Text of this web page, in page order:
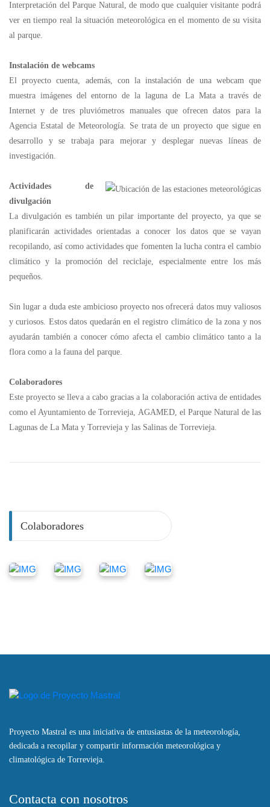
Interpretación del Parque Natural, de modo que cualquier visitante podrá
ver en tiempo real la situación meteorológica en el momento de su visita
al parque.
Instalación de webcams
El proyecto cuenta, además, con la instalación de una webcam que
muestra imágenes del entorno de la laguna de La Mata a través de
Internet y de tres pluviómetros manuales que ofrecen datos para la
Agencia Estatal de Meteorología. Se trata de un proyecto que sigue en
desarrollo y se trabaja para mejorar y desplegar nuevas líneas de
investigación.
Actividades de
divulgación
La divulgación es también un pilar importante del proyecto, ya que se
planificarán actividades orientadas a conocer los datos que se vayan
recopilando, así como actividades que fomenten la lucha contra el cambio
climático y la promoción del reciclaje, especialmente entre los más
pequeños.
Sin lugar a duda este ambicioso proyecto nos ofrecerá datos muy valiosos
y curiosos. Estos datos quedarán en el registro climático de la zona y nos
ayudarán también a conocer cómo afecta el cambio climático tanto a la
flora como a la fauna del parque.
Colaboradores
Este proyecto se lleva a cabo gracias a la colaboración activa de entidades
como el Ayuntamiento de Torrevieja, AGAMED, el Parque Natural de las
Lagunas de La Mata y Torrevieja y las Salinas de Torrevieja.
Colaboradores
Proyecto Mastral es una iniciativa de entusiastas de la meteorología,
dedicada a recopilar y compartir información meteorológica y
climatológica de Torrevieja.
Contacta con nosotros